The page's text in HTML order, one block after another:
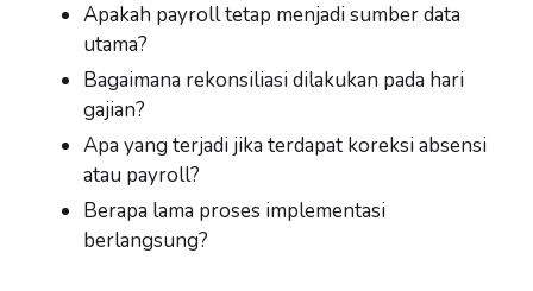
Apakah payroll tetap menjadi sumber data
utama?
Bagaimana rekonsiliasi dilakukan pada hari
gajian?
Apa yang terjadi jika terdapat koreksi absensi
atau payroll?
Berapa lama proses implementasi
berlangsung?